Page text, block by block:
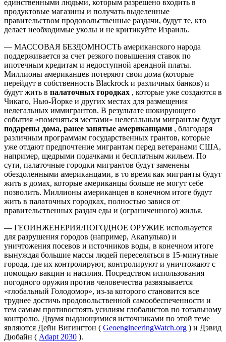
единственными людьми, которым разрешено входить в
продуктовые магазины и получать выделенные
правительством продовольственные раздачи, будут те, кто
делает необходимые уколы и не критикуйте Израиль.
— МАССОВАЯ БЕЗДОМНОСТЬ американского народа
поддерживается за счет резкого повышения ставок по
ипотечным кредитам и недоступной арендной платы.
Миллионы американцев потеряют свои дома (которые
перейдут в собственность Blackrock и различных банков) и
будут жить в палаточных городках , которые уже создаются в
Чикаго, Нью-Йорке и других местах для размещения
нелегальных иммигрантов. В результате шокирующего
события «поменяться местами» нелегальным мигрантам будут
подарены дома, ранее занятые американцами , благодаря
различным программам государственных грантов, которые
уже отдают предпочтение мигрантам перед ветеранами США,
например, щедрыми подачками и бесплатным жильем. По
сути, палаточные городки мигрантов будут заменены
обездоленными американцами, в то время как мигранты будут
жить в домах, которые американцы больше не могут себе
позволить. Миллионы американцев в конечном итоге будут
жить в палаточных городках, полностью завися от
правительственных раздач еды и (ограниченного) жилья.
— ГЕОИНЖЕНЕРИЯ/ПОГОДНОЕ ОРУЖИЕ используется
для разрушения городов (например, Акапулько) и
уничтожения посевов и источников воды, в конечном итоге
вынуждая большие массы людей переселяться в 15-минутные
города, где их контролируют, контролируют и уничтожают с
помощью вакцин и насилия. Посредством использования
погодного оружия против человечества развязывается
«глобальный Голодомор», из-за которого становится все
труднее достичь продовольственной самообеспеченности и
тем самым противостоять усилиям глобалистов по тотальному
контролю. Двумя выдающимися источниками по этой теме
являются Дейн Вигингтон ( GeoengineeringWatch.org ) и Дэвид
Дюбайн ( Adapt 2030 ).